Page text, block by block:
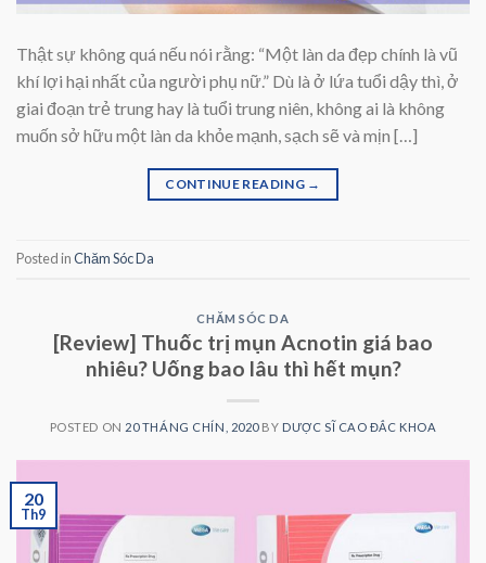
Thật sự không quá nếu nói rằng: “Một làn da đẹp chính là vũ
khí lợi hại nhất của người phụ nữ.” Dù là ở lứa tuổi dậy thì, ở
giai đoạn trẻ trung hay là tuổi trung niên, không ai là không
muốn sở hữu một làn da khỏe mạnh, sạch sẽ và mịn […]
CONTINUE READING →
Posted inChăm Sóc Da
CHĂM SÓC DA
[Review] Thuốc trị mụn Acnotin giá bao
nhiêu? Uống bao lâu thì hết mụn?
POSTED ON 20 THÁNG CHÍN, 2020BY DƯỢC SĨ CAO ĐẮC KHOA
20
Th9